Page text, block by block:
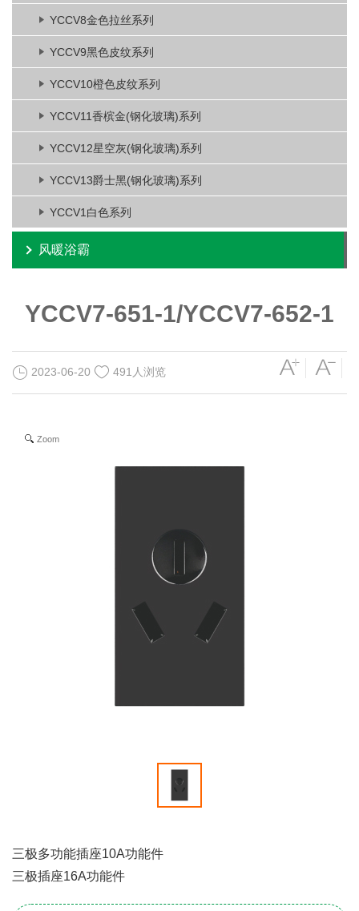
YCCV8金色拉丝系列
YCCV9黑色皮纹系列
YCCV10橙色皮纹系列
YCCV11香槟金(钢化玻璃)系列
YCCV12星空灰(钢化玻璃)系列
YCCV13爵士黑(钢化玻璃)系列
YCCV1白色系列
风暖浴霸
YCCV7-651-1/YCCV7-652-1
2023-06-20 491人浏览
Zoom
三极多功能插座10A功能件
三极插座16A功能件